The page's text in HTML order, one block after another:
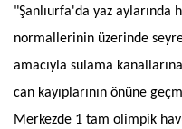
"Şanlıurfa'da yaz aylarında
normallerinin üzerinde
amacıyla sulama
can kayıplarının önüne
Merkezde 1 tam olimpik